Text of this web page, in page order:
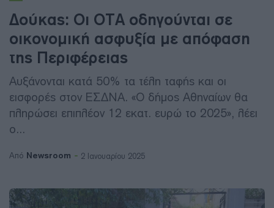
Δούκας: Οι ΟΤΑ οδηγούνται σε
οικονομική ασφυξία με απόφαση
της Περιφέρειας
Αυξάνονται κατά 50% τα τέλη ταφής και οι
εισφορές στον ΕΣΔΝΑ. «Ο δήμος Αθηναίων θα
πληρώσει επιπλέον 12 εκατ. ευρώ το 2025», λέει
ο...
Από Newsroom 2 Ιανουαρίου 2025